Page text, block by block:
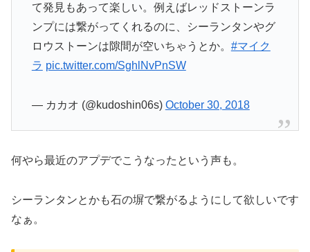
て発見もあって楽しい。例えばレッドストーンラ
ンプには繋がってくれるのに、シーランタンやグ
ロウストーンは隙間が空いちゃうとか。 #マイク
ラ pic.twitter.com/SghlNvPnSW
— カカオ (@kudoshin06s) October 30, 2018
何やら最近のアプデでこうなったという声も。
シーランタンとかも石の塀で繋がるようにして欲しいです
なぁ。